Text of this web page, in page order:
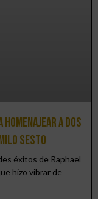
homenajear a dos
Sesto
éxitos de Raphael
hizo vibrar de